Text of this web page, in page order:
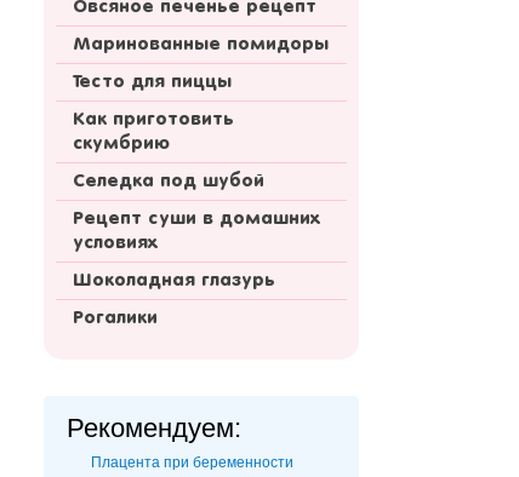
Овсяное печенье рецепт
Маринованные помидоры
Тесто для пиццы
Как приготовить
скумбрию
Селедка под шубой
Рецепт суши в домашних
условиях
Шоколадная глазурь
Рогалики
Рекомендуем:
Плацента при беременности